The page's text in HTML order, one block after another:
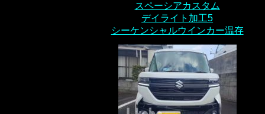
スペーシアカスタム
デイライト加工5
シーケンシャルウインカー温存